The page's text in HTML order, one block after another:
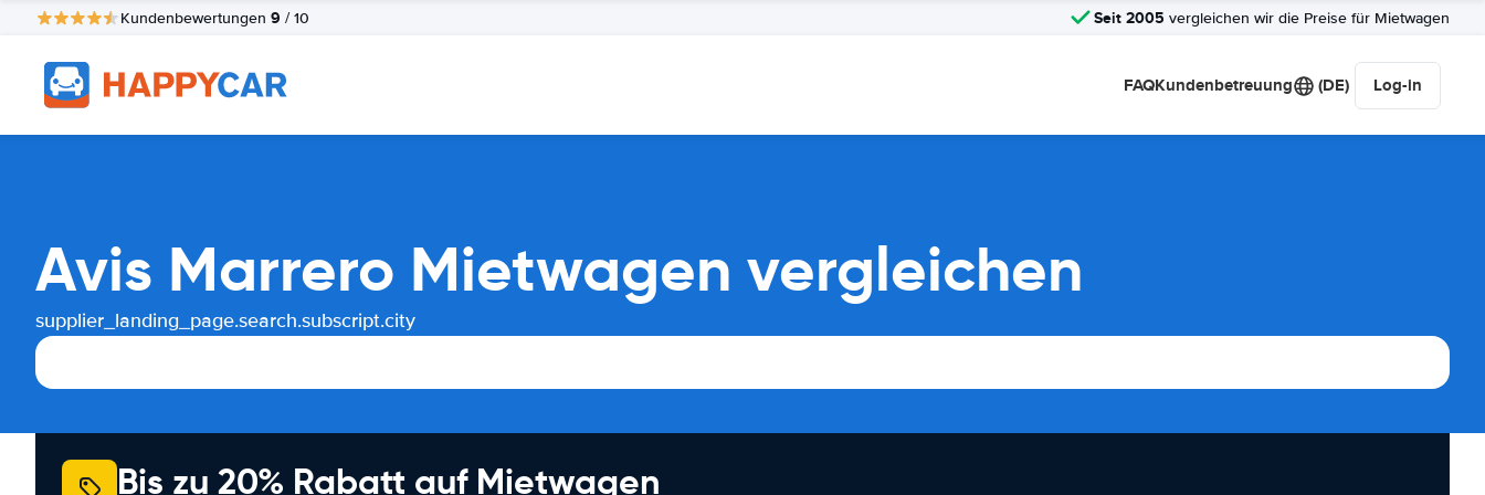
Kundenbewertungen 9 / 10 Seit 2005 vergleichen wir die Preise für Mietwagen
FAQKundenbetreuung (DE) Log-in
Avis Marrero Mietwagen vergleichen
supplier_landing_page.search.subscript.city
Bis zu 20% Rabatt auf Mietwagen